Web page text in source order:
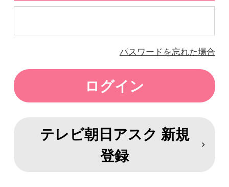
パスワードを忘れた場合
テレビ朝日アスク 新規
登録